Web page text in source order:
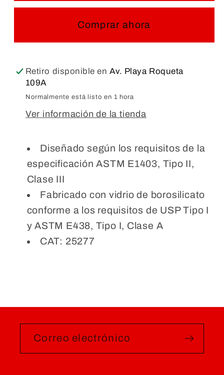
REDONDO,
KIMAX®
REDONDO,
CUELLO
CORTO,
KIMAX®
Comprar ahora
Retiro disponible en Av. Playa Roqueta
109A
Normalmente está listo en 1 hora
Ver información de la tienda
Diseñado según los requisitos de la
especificación ASTM E1403, Tipo II,
Clase III
Fabricado con vidrio de borosilicato
conforme a los requisitos de USP Tipo I
y ASTM E438, Tipo I, Clase A
CAT: 25277
Correo electrónico